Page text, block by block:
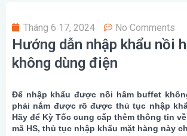
Tháng 6 17, 2024 No Comments
Hướng dẫn nhập khẩu nồi
không dùng điện
Để nhập khẩu được nồi hâm buffet
phải nắm được rõ được thủ tục nhập
Hãy để Kỳ Tốc cung cấp thêm thông tin
mã HS, thủ tục nhập khẩu mặt hàng này